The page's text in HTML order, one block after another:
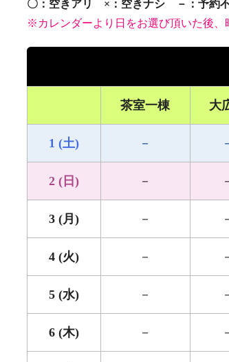
〇：空きアリ ×：空きナシ －：予約
※カレンダーより日をお選び頂いた後、
茶室一棟 大
1 (土) －
2 (日) －
3 (月) －
4 (火) －
5 (水) －
6 (木) －